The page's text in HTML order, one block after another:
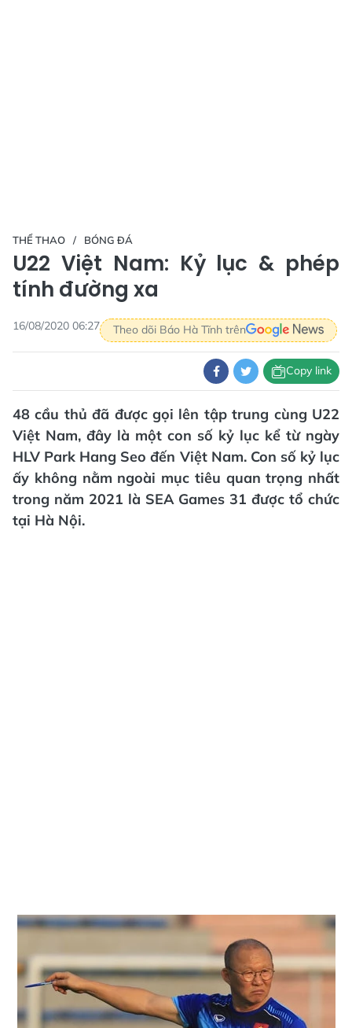
THỂ THAO BÓNG ĐÁ
U22 Việt Nam: Kỷ lục & phép
tính đường xa
16/08/2020 06:27 Theo dõi Báo Hà Tĩnh trên
Copy link
48 cầu thủ đã được gọi lên tập trung cùng U22
Việt Nam, đây là một con số kỷ lục kể từ ngày
HLV Park Hang Seo đến Việt Nam. Con số kỷ lục
ấy không nằm ngoài mục tiêu quan trọng nhất
trong năm 2021 là SEA Games 31 được tổ chức
tại Hà Nội.